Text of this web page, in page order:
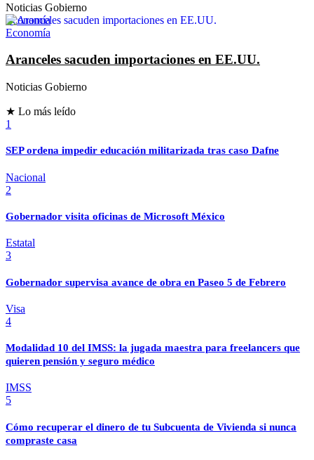
Noticias Gobierno
Economía
Economía
Aranceles sacuden importaciones en EE.UU.
Noticias Gobierno
★ Lo más leído
1
SEP ordena impedir educación militarizada tras caso Dafne
Nacional
2
Gobernador visita oficinas de Microsoft México
Estatal
3
Gobernador supervisa avance de obra en Paseo 5 de Febrero
Visa
4
Modalidad 10 del IMSS: la jugada maestra para freelancers que
quieren pensión y seguro médico
IMSS
5
Cómo recuperar el dinero de tu Subcuenta de Vivienda si nunca
compraste casa